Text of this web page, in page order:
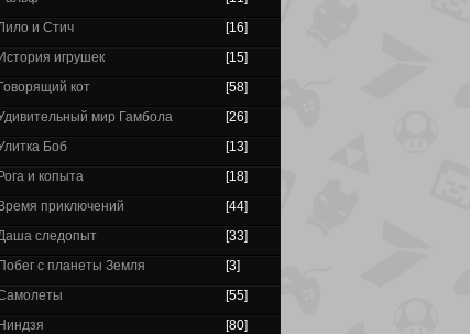
и Стич
[16]
История игрушек
[15]
Говорящий кот
[58]
мир Гамбола
[26]
Боб
[13]
Рога и копыта
[18]
Время приключений
[44]
следопыт
[33]
Побег с планеты Земля
[3]
[55]
Ниндзя
[80]